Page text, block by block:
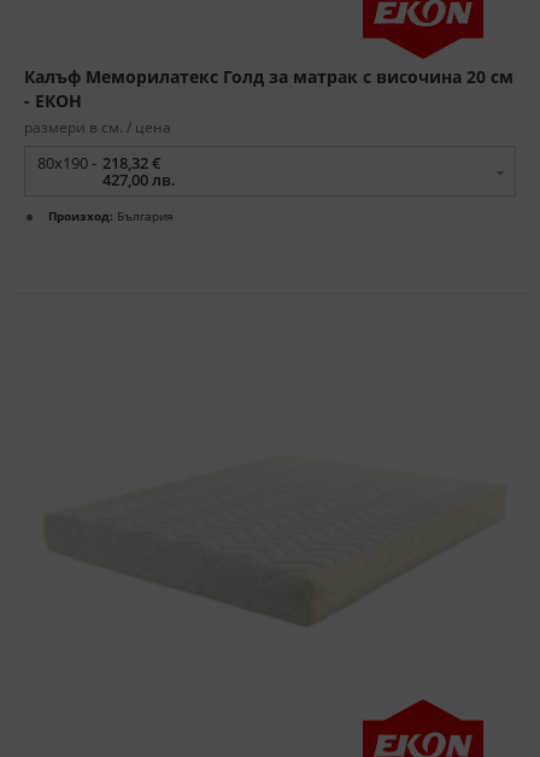
Калъф Меморилатекс Голд за матрак с височина 20 см
- ЕКОН
размери в см. / цена
80x190 - 218,32 €
427,00 лв.
Произход: България